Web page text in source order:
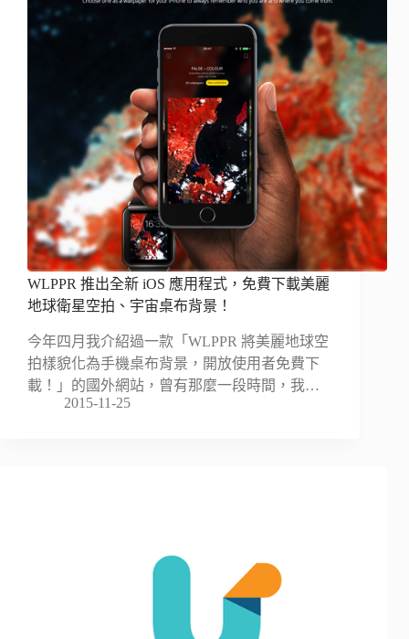
WLPPR 推出全新 iOS 應用程式，免費下載美麗
地球衛星空拍、宇宙桌布背景！
今年四月我介紹過一款「WLPPR 將美麗地球空
拍樣貌化為手機桌布背景，開放使用者免費下
載！」的國外網站，曾有那麼一段時間，我…
2015-11-25